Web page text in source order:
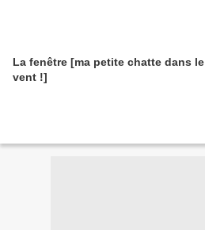
La fenêtre [ma petite chatte dans le
vent !]